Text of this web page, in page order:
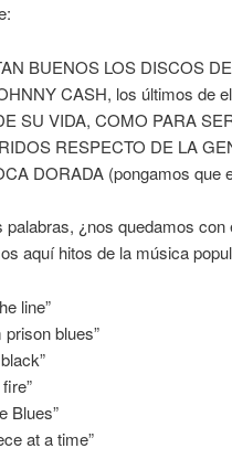
BUENOS LOS DISCOS
CASH, los últimos de
SU VIDA, COMO PARA
RESPECTO DE LA
DORADA (pongamos que
palabras, ¿nos quedamos
aquí hitos de la música
line”
prison blues”
Blues”
at a time”